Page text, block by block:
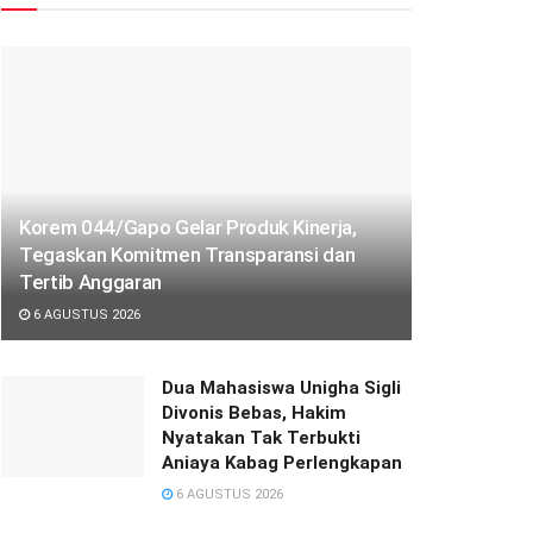
Korem 044/Gapo Gelar Produk Kinerja,
Tegaskan Komitmen Transparansi dan
Tertib Anggaran
6 AGUSTUS 2026
Dua Mahasiswa Unigha Sigli
Divonis Bebas, Hakim
Nyatakan Tak Terbukti
Aniaya Kabag Perlengkapan
6 AGUSTUS 2026